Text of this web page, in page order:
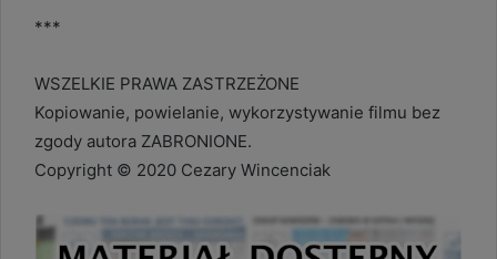
***
WSZELKIE PRAWA ZASTRZEŻONE
Kopiowanie, powielanie, wykorzystywanie filmu bez
zgody autora ZABRONIONE.
Copyright © 2020 Cezary Wincenciak